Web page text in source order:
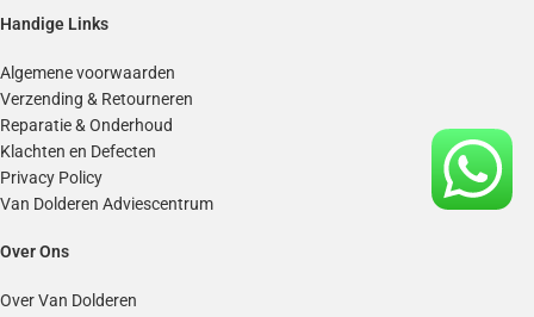
Handige Links
Algemene voorwaarden
Verzending & Retourneren
Reparatie & Onderhoud
Klachten en Defecten
Privacy Policy
Van Dolderen Adviescentrum
Over Ons
Over Van Dolderen